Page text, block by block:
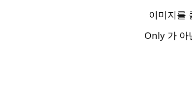
이미지를
Only 가 아